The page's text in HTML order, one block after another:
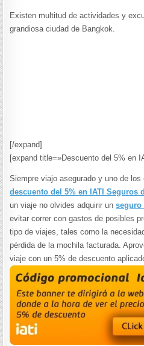
Existen multitud de actividades y
grandiosa ciudad de Bangkok.
[/expand]
[expand title=»Descuento del 5% en
Siempre viajo asegurado y uno de
descuento del 5% en IATI Seguros
un viaje no olvides adquirir unseguro
evitar correr con gastos de posibles
tipo de viajes, tales como la
pérdida de la mochila facturada.
viaje con un 5% de descuento